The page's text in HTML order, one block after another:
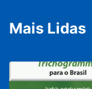
Mais Lidas